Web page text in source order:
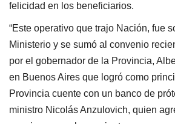
felicidad en los beneficiarios.
“Este operativo que trajo Nación, fue
Ministerio y se sumó al convenio
por el gobernador de la Provincia,
en Buenos Aires que logró como
Provincia cuente con un banco de
ministro Nicolás Anzulovich, quien